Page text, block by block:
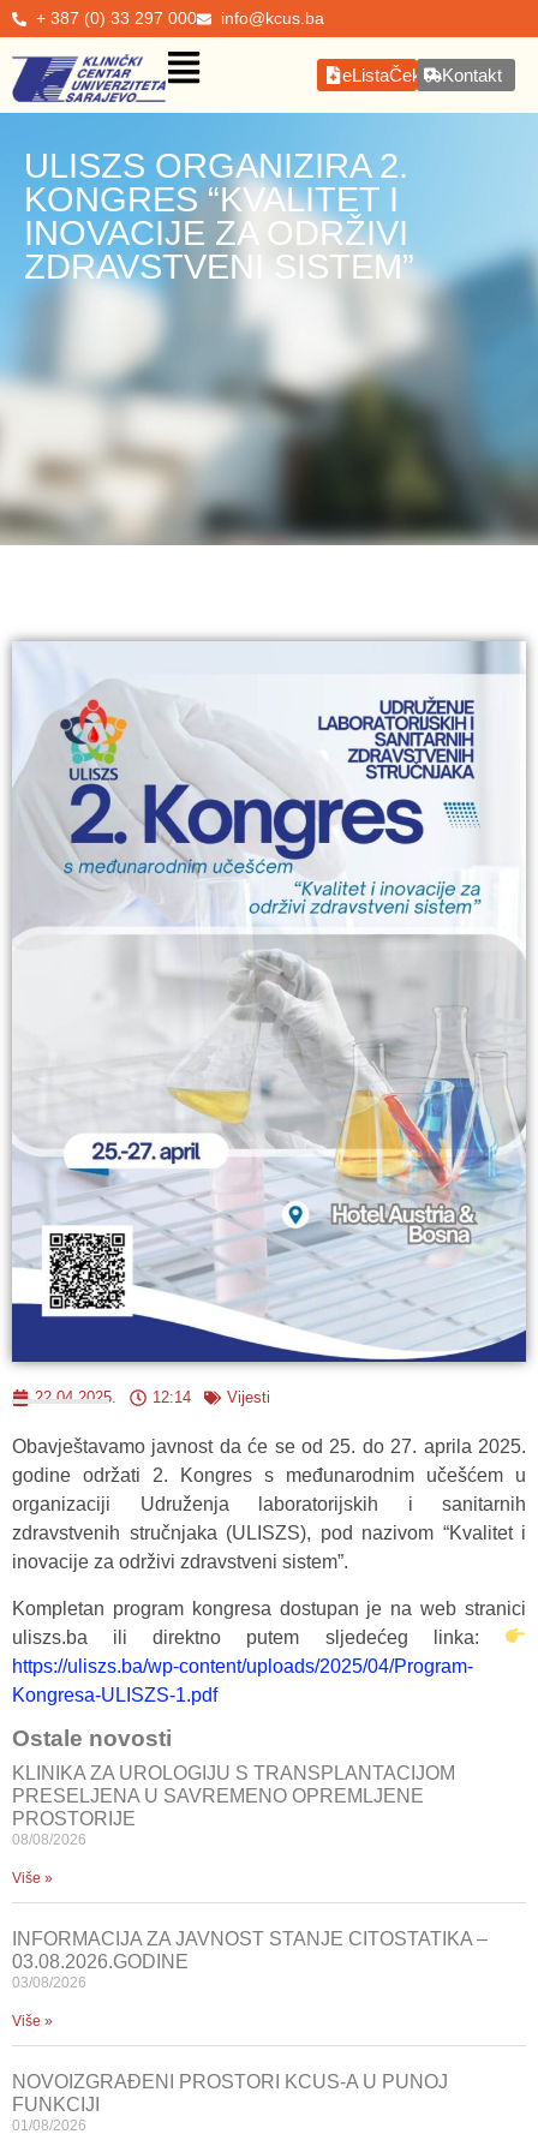
+ 387 (0) 33 297 000 info@kcus.ba
eListaČekanjaKontakt
ULISZS ORGANIZIRA 2.
KONGRES “KVALITET I
INOVACIJE ZA ODRŽIVI
ZDRAVSTVENI SISTEM”
22.04.2025. 12:14 Vijesti
Obavještavamo javnost da će se od 25. do 27. aprila 2025.
godine održati 2. Kongres s međunarodnim učešćem u
organizaciji Udruženja laboratorijskih i sanitarnih
zdravstvenih stručnjaka (ULISZS), pod nazivom “Kvalitet i
inovacije za održivi zdravstveni sistem”.
Kompletan program kongresa dostupan je na web stranici
uliszs.ba ili direktno putem sljedećeg linka:
https://uliszs.ba/wp-content/uploads/2025/04/Program-
Kongresa-ULISZS-1.pdf
Ostale novosti
KLINIKA ZA UROLOGIJU S TRANSPLANTACIJOM
PRESELJENA U SAVREMENO OPREMLJENE
PROSTORIJE
08/08/2026
Više »
INFORMACIJA ZA JAVNOST STANJE CITOSTATIKA –
03.08.2026.GODINE
03/08/2026
Više »
NOVOIZGRAĐENI PROSTORI KCUS-A U PUNOJ
FUNKCIJI
01/08/2026